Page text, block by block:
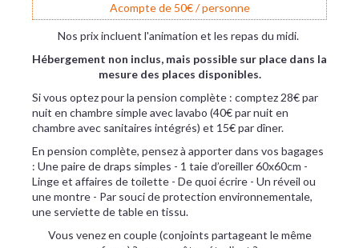
Acompte de 50€ / personne
Nos prix incluent l'animation et les repas du midi.
Hébergement non inclus, mais possible sur place dans la
mesure des places disponibles.
Si vous optez pour la pension complète : comptez 28€ par
nuit en chambre simple avec lavabo (40€ par nuit en
chambre avec sanitaires intégrés) et 15€ par dîner.
En pension complète, pensez à apporter dans vos bagages
: Une paire de draps simples - 1 taie d’oreiller 60x60cm -
Linge et affaires de toilette - De quoi écrire - Un réveil ou
une montre - Par souci de protection environnementale,
une serviette de table en tissu.
Vous venez en couple (conjoints partageant le même